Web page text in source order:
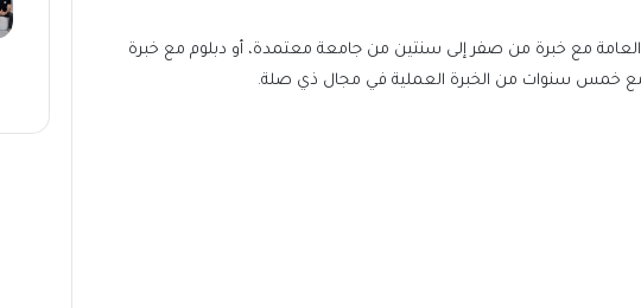
العامة مع خبرة من صفر إلى سنتين من جامعة معتمدة، أو دبلوم مع خبرة
مع خمس سنوات من الخبرة العملية في مجال ذي صلة.